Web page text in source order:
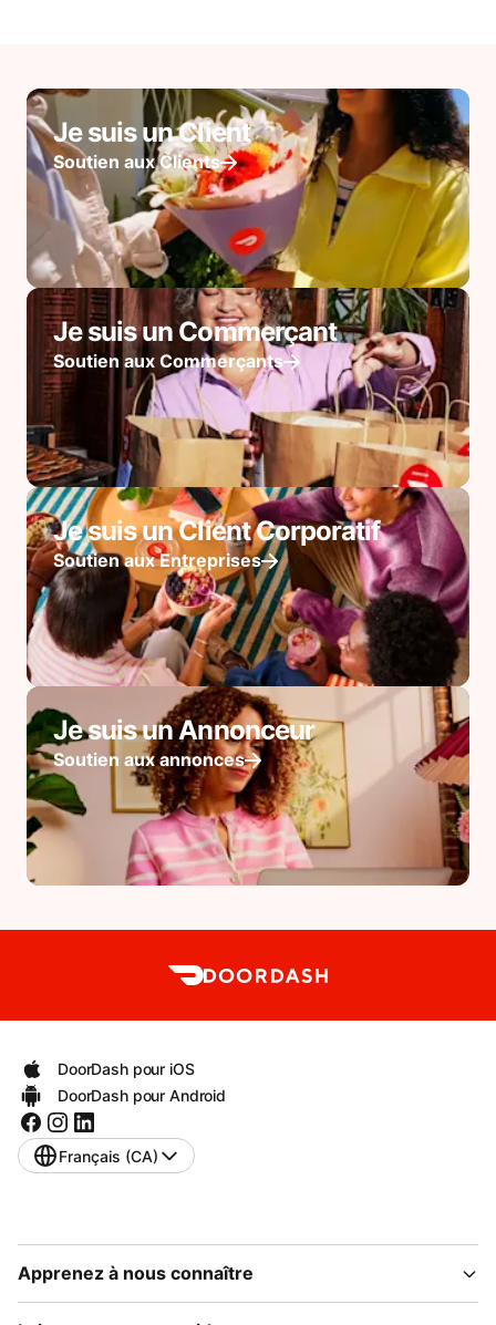
Je suis un Client
Soutien aux Clients
Je suis un Commerçant
Soutien aux Commerçants
Je suis un Client Corporatif
Soutien aux Entreprises
Je suis un Annonceur
Soutien aux annonces
DoorDash pour iOS
DoorDash pour Android
Français (CA)
Apprenez à nous connaître